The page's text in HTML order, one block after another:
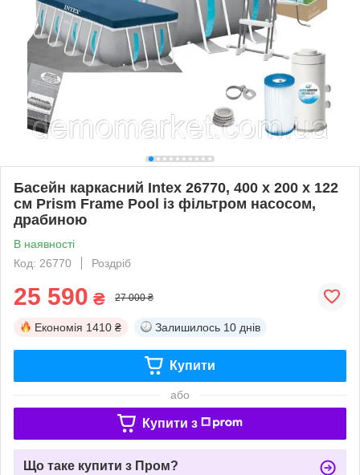
Басейн каркасний Intex 26770, 400 x 200 x 122
см Prism Frame Pool із фільтром насосом,
драбиною
В наявності
Код: 26770
Роздріб
25 590 ₴ 27 000 ₴
Економія 1410 ₴ Залишилось 10 днів
Купити
або
Купити з
Що таке купити з Пром?